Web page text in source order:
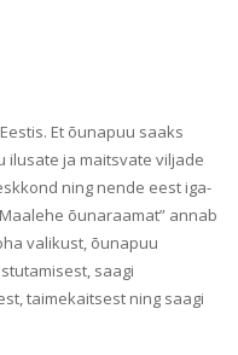
Et õunapuu saaks
ilusate ja maitsvate viljade
ning nende eest iga-
õunaraamat” annab
valikust, õunapuu
saagi
taimekaitsest ning saagi